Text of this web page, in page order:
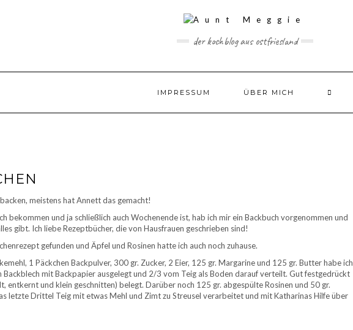
der kochblog aus ostfriesland
IMPRESSUM ÜBER MICH
meistens hat Annett das gemacht!
bekommen und ja schließlich auch Wochenende ist, hab ich mir ein Backbuch vorgenommen und
gibt. Ich liebe Rezeptbücher, die von Hausfrauen geschrieben sind!
gefunden und Äpfel und Rosinen hatte ich auch noch zuhause.
1 Päckchen Backpulver, 300 gr. Zucker, 2 Eier, 125 gr. Margarine und 125 gr. Butter habe ich
Backblech mit Backpapier ausgelegt und 2/3 vom Teig als Boden darauf verteilt. Gut festgedrückt
entkernt und klein geschnitten) belegt. Darüber noch 125 gr. abgespülte Rosinen und 50 gr.
letzte Drittel Teig mit etwas Mehl und Zimt zu Streusel verarbeitet und mit Katharinas Hilfe über